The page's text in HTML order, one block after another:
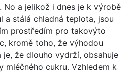
No a jelikož i dnes je k výrobě
a stálá chladná teplota, jsou
prostředím pro takovýto
kromě toho, že výhodou
že dlouho vydrží, obsahuje
mléčného cukru. Vzhledem k